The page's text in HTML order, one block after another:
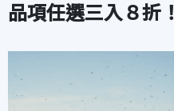
品項任選三入８折！